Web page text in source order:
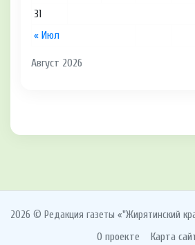
Август 2026
« Июл
31
2026 © Редакция газеты «"Жирятинский
О проекте Карта